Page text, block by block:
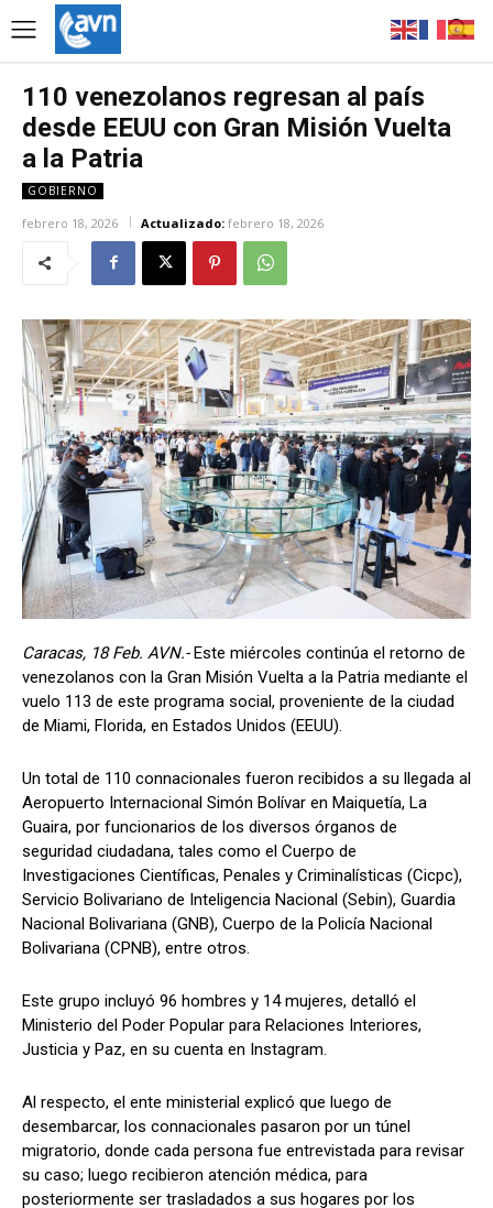
110 venezolanos regresan al país
desde EEUU con Gran Misión Vuelta
a la Patria
GOBIERNO
febrero 18, 2026 Actualizado: febrero 18, 2026
Caracas, 18 Feb. AVN.-Este miércoles continúa el retorno de
venezolanos con la Gran Misión Vuelta a la Patria mediante el
vuelo 113 de este programa social, proveniente de la ciudad
de Miami, Florida, en Estados Unidos (EEUU).
Un total de 110 connacionales fueron recibidos a su llegada al
Aeropuerto Internacional Simón Bolívar en Maiquetía, La
Guaira, por funcionarios de los diversos órganos de
seguridad ciudadana, tales como el Cuerpo de
Investigaciones Científicas, Penales y Criminalísticas (Cicpc),
Servicio Bolivariano de Inteligencia Nacional (Sebin), Guardia
Nacional Bolivariana (GNB), Cuerpo de la Policía Nacional
Bolivariana (CPNB), entre otros.
Este grupo incluyó 96 hombres y 14 mujeres, detalló el
Ministerio del Poder Popular para Relaciones Interiores,
Justicia y Paz, en su cuenta en Instagram.
Al respecto, el ente ministerial explicó que luego de
desembarcar, los connacionales pasaron por un túnel
migratorio, donde cada persona fue entrevistada para revisar
su caso; luego recibieron atención médica, para
posteriormente ser trasladados a sus hogares por los